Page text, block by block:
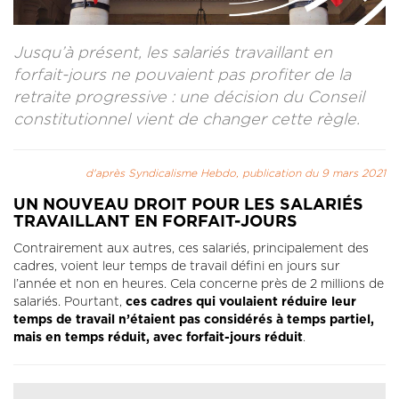
Jusqu’à présent, les salariés travaillant en
forfait-jours ne pouvaient pas profiter de la
retraite progressive : une décision du Conseil
constitutionnel vient de changer cette règle.
d'après Syndicalisme Hebdo, publication du 9 mars 2021
UN NOUVEAU DROIT POUR LES SALARIÉS
TRAVAILLANT EN FORFAIT-JOURS
Contrairement aux autres, ces salariés, principalement des
cadres, voient leur temps de travail défini en jours sur
l’année et non en heures. Cela concerne près de 2 millions de
salariés. Pourtant, ces cadres qui voulaient réduire leur
temps de travail n’étaient pas considérés à temps partiel,
mais en temps réduit, avec forfait-jours réduit.